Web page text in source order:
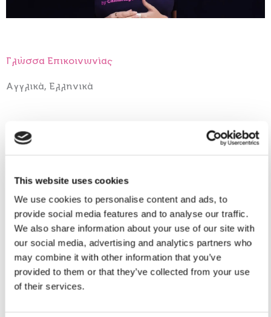
This website uses cookies
We use cookies to personalise content and ads, to
provide social media features and to analyse our traffic.
We also share information about your use of our site with
our social media, advertising and analytics partners who
may combine it with other information that you’ve
provided to them or that they’ve collected from your use
of their services.
Γλώσσα Επικοινωνίας
Αγγλικά, Ελληνικά
Ωράριο
Στοιχεία επικοινωνίας:
Επικοινωνήστε μαζί μου